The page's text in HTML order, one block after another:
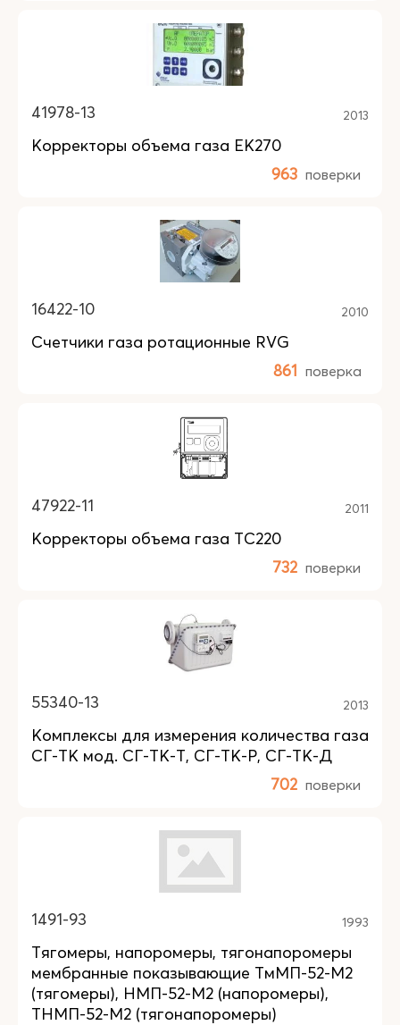
41978-13 2013
Корректоры объема газа ЕК270
963 поверки
16422-10 2010
Счетчики газа ротационные RVG
861 поверка
47922-11 2011
Корректоры объема газа ТС220
732 поверки
55340-13 2013
Комплексы для измерения количества газа
СГ-ТК мод. СГ-ТК-Т, СГ-ТК-Р, СГ-ТК-Д
702 поверки
1491-93 1993
Тягомеры, напоромеры, тягонапоромеры
мембранные показывающие ТмМП-52-М2
(тягомеры), НМП-52-М2 (напоромеры),
ТНМП-52-М2 (тягонапоромеры)